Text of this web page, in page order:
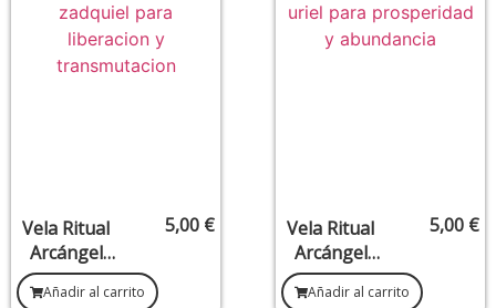
Vela Ritual
Arcángel
Zadquiel –
Transmuta
5,00 €
Añadir al carrito
Vela Ritual
Arcángel
Uriel –
Prosperida
5,00 €
Añadir al carrito